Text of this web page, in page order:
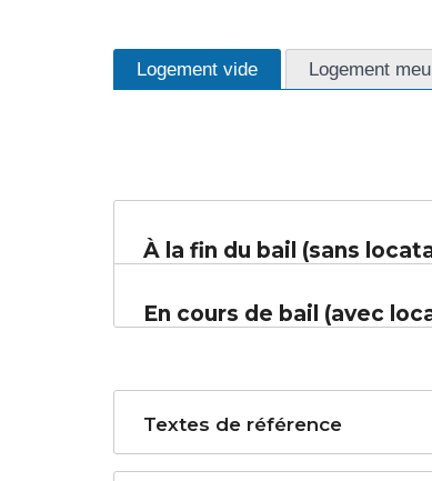
Logement vide Logement
À la fin du bail (sans
En cours de bail (avec
Textes de référence